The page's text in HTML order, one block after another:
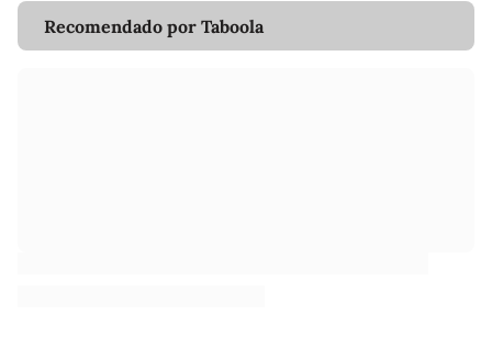
Recomendado por Taboola